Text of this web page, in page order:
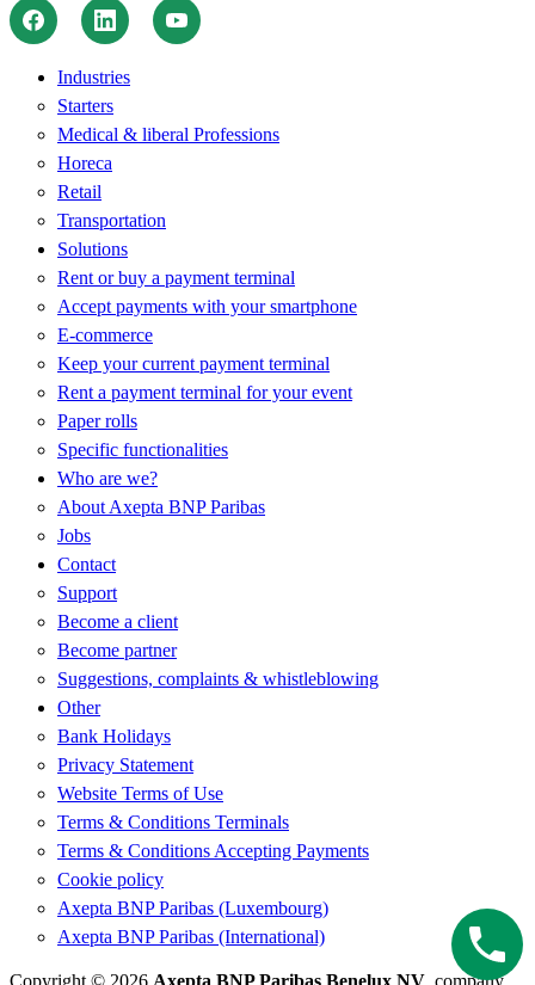
Industries
Starters
Medical & liberal Professions
Horeca
Retail
Transportation
Solutions
Rent or buy a payment terminal
Accept payments with your smartphone
E-commerce
Keep your current payment terminal
Rent a payment terminal for your event
Paper rolls
Specific functionalities
Who are we?
About Axepta BNP Paribas
Jobs
Contact
Support
Become a client
Become partner
Suggestions, complaints & whistleblowing
Other
Bank Holidays
Privacy Statement
Website Terms of Use
Terms & Conditions Terminals
Terms & Conditions Accepting Payments
Cookie policy
Axepta BNP Paribas (Luxembourg)
Axepta BNP Paribas (International)